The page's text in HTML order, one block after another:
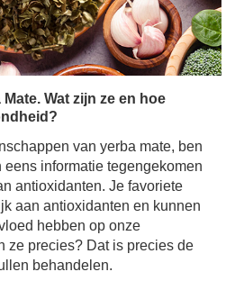
Wat zijn ze en hoe
van yerba mate, ben
informatie tegengekomen
antioxidanten. Je favoriete
aan antioxidanten en kunnen
hebben op onze
ze precies? Dat is precies de
behandelen.